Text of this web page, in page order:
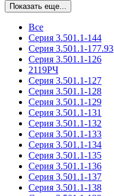
Показать еще...
Все
Серия 3.501.1-144
Серия 3.501.1-177.93
Серия 3.501.1-126
2119РЧ
Серия 3.501.1-127
Серия 3.501.1-128
Серия 3.501.1-129
Серия 3.501.1-131
Серия 3.501.1-132
Серия 3.501.1-133
Серия 3.501.1-134
Серия 3.501.1-135
Серия 3.501.1-136
Серия 3.501.1-137
Серия 3.501.1-138